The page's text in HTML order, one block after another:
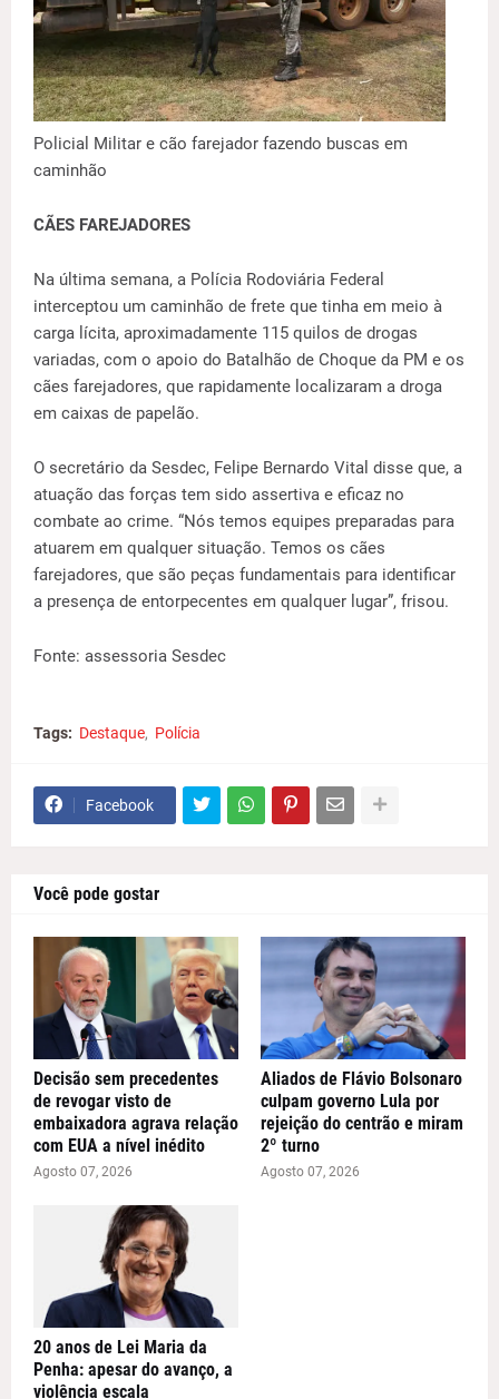
Policial Militar e cão farejador fazendo buscas em
caminhão
CÃES FAREJADORES
Na última semana, a Polícia Rodoviária Federal
interceptou um caminhão de frete que tinha em meio à
carga lícita, aproximadamente 115 quilos de drogas
variadas, com o apoio do Batalhão de Choque da PM e os
cães farejadores, que rapidamente localizaram a droga
em caixas de papelão.
O secretário da Sesdec, Felipe Bernardo Vital disse que, a
atuação das forças tem sido assertiva e eficaz no
combate ao crime. “Nós temos equipes preparadas para
atuarem em qualquer situação. Temos os cães
farejadores, que são peças fundamentais para identificar
a presença de entorpecentes em qualquer lugar”, frisou.
Fonte: assessoria Sesdec
Tags: Destaque Polícia
Facebook
Você pode gostar
Decisão sem precedentes
de revogar visto de
embaixadora agrava relação
com EUA a nível inédito
Agosto 07, 2026
Aliados de Flávio Bolsonaro
culpam governo Lula por
rejeição do centrão e miram
2º turno
Agosto 07, 2026
20 anos de Lei Maria da
Penha: apesar do avanço, a
violência escala